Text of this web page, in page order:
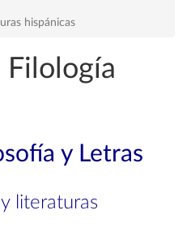
hispánicas
Filología
y Letras
literaturas